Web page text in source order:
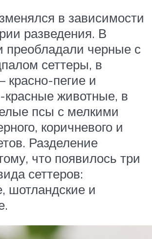
в зависимости
разведения. В
преобладали черные с
сеттеры, в
красно-пегие и
красные животные, в
псы с мелкими
коричневого и
Разделение
что появилось три
сеттеров:
шотландские и